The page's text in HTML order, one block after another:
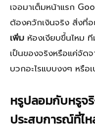
เจอมาเต็มหน้าแรก
ต้องควักเงินจริง สิ่งที่
เพิ่ม ห้องเงียบขึ้นไหม ที
เป็นของจริงหรือแค่จัดจ
บวกอะไรแบบงงๆ หรือ
หรูปลอมกับหรูจ
ประสบการณ์ที่ไ